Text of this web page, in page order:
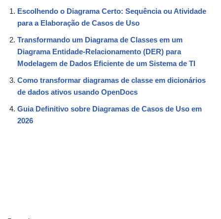
Escolhendo o Diagrama Certo: Sequência ou Atividade
para a Elaboração de Casos de Uso
Transformando um Diagrama de Classes em um
Diagrama Entidade-Relacionamento (DER) para
Modelagem de Dados Eficiente de um Sistema de TI
Como transformar diagramas de classe em dicionários
de dados ativos usando OpenDocs
Guia Definitivo sobre Diagramas de Casos de Uso em
2026